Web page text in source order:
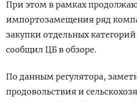
При этом в рамках
импортозамещения ряд
закупки отдельных
сообщил ЦБ в обзоре.
По данным регулятора,
продовольствия и